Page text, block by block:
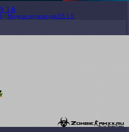
1.6
/ Модели оружия для CS 1.6